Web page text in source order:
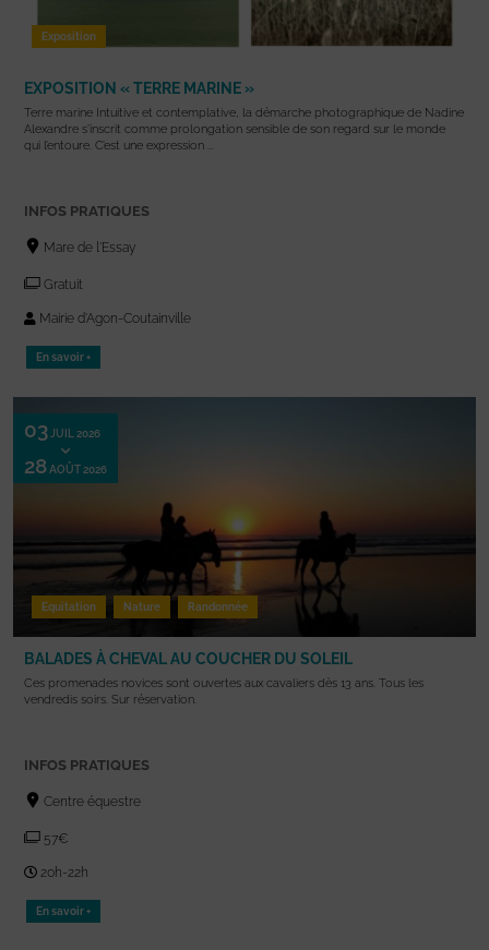
Exposition
EXPOSITION « TERRE MARINE »
Terre marine Intuitive et contemplative, la démarche photographique de Nadine
Alexandre s’inscrit comme prolongation sensible de son regard sur le monde
qui l’entoure. C’est une expression ...
INFOS PRATIQUES
Mare de l'Essay
Gratuit
Mairie d'Agon-Coutainville
En savoir +
03 JUIL 2026
28 AOÛT 2026
Equitation Nature Randonnée
BALADES À CHEVAL AU COUCHER DU SOLEIL
Ces promenades novices sont ouvertes aux cavaliers dès 13 ans. Tous les
vendredis soirs. Sur réservation.
INFOS PRATIQUES
Centre équestre
57€
20h-22h
En savoir +